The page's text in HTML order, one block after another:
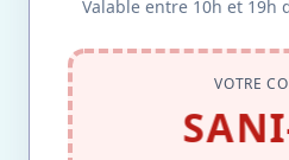
Valable entre 10h et 19h
VOTRE